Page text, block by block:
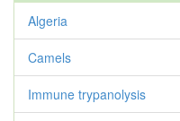
Algeria
Camels
Immune trypanolysis